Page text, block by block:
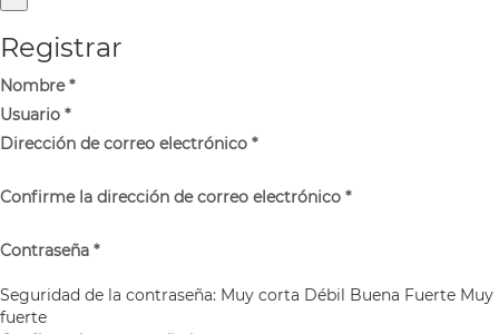
Registrar
Nombre*
Usuario *
Dirección de correo electrónico *
Confirme la dirección de correo electrónico *
Contraseña *
Seguridad de la contraseña: Muy corta Débil Buena Fuerte Muy
fuerte